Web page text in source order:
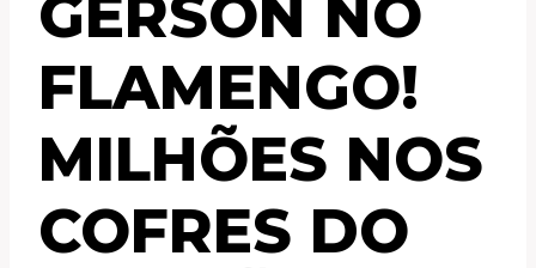
GERSON NO
FLAMENGO!
MILHÕES NOS
COFRES DO